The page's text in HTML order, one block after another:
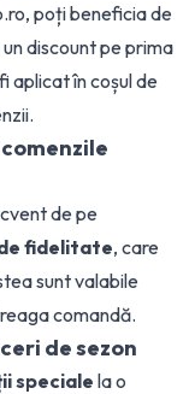
poți beneficia de
discount pe prima
aplicat în coșul de
de pe
fidelitate, care
sunt valabile
comandă.
de sezon
specialela o